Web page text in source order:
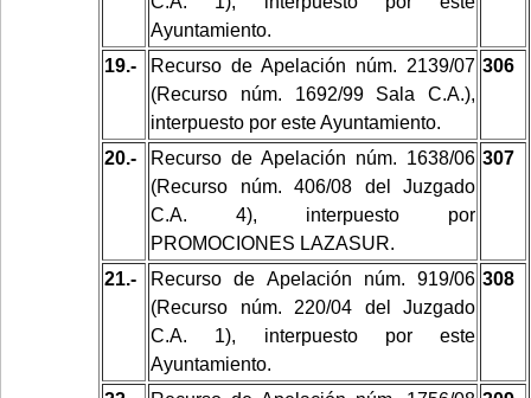
Ayuntamiento.
19.-
Recurso de Apelación núm. 2139/07
(Recurso núm. 1692/99 Sala C.A.),
interpuesto por este Ayuntamiento.
306
20.-
Recurso de Apelación núm. 1638/06
(Recurso núm. 406/08 del Juzgado
C.A. 4), interpuesto por
PROMOCIONES LAZASUR.
307
21.-
Recurso de Apelación núm. 919/06
(Recurso núm. 220/04 del Juzgado
C.A. 1), interpuesto por este
Ayuntamiento.
308